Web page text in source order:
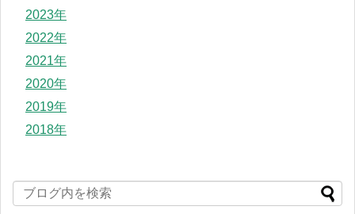
2023年
2022年
2021年
2020年
2019年
2018年